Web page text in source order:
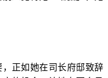
正如她在司长府邸致辞